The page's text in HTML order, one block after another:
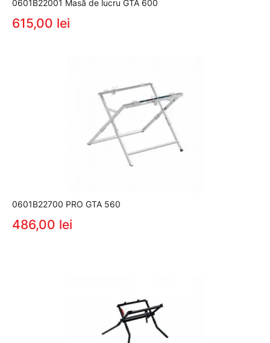
0601B22001 Masă de lucru GTA 600
615,00 lei
0601B22700 PRO GTA 560
486,00 lei